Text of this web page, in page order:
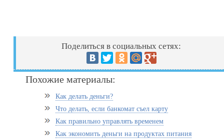
Поделиться в социальных сетях:
Похожие материалы:
Как делать деньги?
Что делать, если банкомат съел карту
Как правильно управлять временем
Как экономить деньги на продуктах питания